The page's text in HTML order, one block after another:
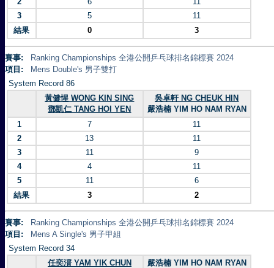
3
5
11
結果
0 3
賽事:
Ranking Championships 全港公開乒乓球排名錦標賽 2024
項目:
Mens Double's 男子雙打
System Record 86
黃健惺 WONG KIN SING
鄧凱仁 TANG HOI YEN
吳卓軒 NG CHEUK HIN
嚴浩楠 YIM HO NAM RYAN
1
7
11
2
13
11
3
11
9
4
4
11
5
11
6
結果
3 2
賽事:
Ranking Championships 全港公開乒乓球排名錦標賽 2024
項目:
Mens A Single's 男子甲組
System Record 34
任奕溍 YAM YIK CHUN
嚴浩楠 YIM HO NAM RYAN